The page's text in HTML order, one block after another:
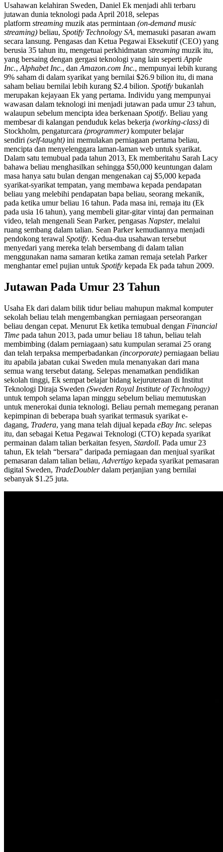
Usahawan kelahiran Sweden, Daniel Ek menjadi ahli terbaru
jutawan dunia teknologi pada April 2018, selepas
platform streaming muzik atas permintaan (on-demand music
streaming) beliau, Spotify Technology SA, memasuki pasaran awam
secara lansung. Pengasas dan Ketua Pegawai Eksekutif (CEO) yang
berusia 35 tahun itu, mengetuai perkhidmatan streaming muzik itu,
yang bersaing dengan gergasi teknologi yang lain seperti Apple
Inc., Alphabet Inc., dan Amazon.com Inc., mempunyai lebih kurang
9% saham di dalam syarikat yang bernilai $26.9 bilion itu, di mana
saham beliau bernilai lebih kurang $2.4 bilion. Spotify bukanlah
merupakan kejayaan Ek yang pertama. Individu yang mempunyai
wawasan dalam teknologi ini menjadi jutawan pada umur 23 tahun,
walaupun sebelum mencipta idea berkenaan Spotify. Beliau yang
membesar di kalangan penduduk kelas bekerja (working-class) di
Stockholm, pengaturcara (programmer) komputer belajar
sendiri (self-taught) ini memulakan perniagaan pertama beliau,
mencipta dan menyelenggara laman-laman web untuk syarikat.
Dalam satu temubual pada tahun 2013, Ek memberitahu Sarah Lacy
bahawa beliau menghasilkan sehingga $50,000 keuntungan dalam
masa hanya satu bulan dengan mengenakan caj $5,000 kepada
syarikat-syarikat tempatan, yang membawa kepada pendapatan
beliau yang melebihi pendapatan bapa beliau, seorang mekanik,
pada ketika umur beliau 16 tahun. Pada masa ini, remaja itu (Ek
pada usia 16 tahun), yang membeli gitar-gitar vintaj dan permainan
video, telah mengenali Sean Parker, pengasas Napster, melalui
ruang sembang dalam talian. Sean Parker kemudiannya menjadi
pendokong terawal Spotify. Kedua-dua usahawan tersebut
menyedari yang mereka telah bersembang di dalam talian
menggunakan nama samaran ketika zaman remaja setelah Parker
menghantar emel pujian untuk Spotify kepada Ek pada tahun 2009.
Jutawan Pada Umur 23 Tahun
Usaha Ek dari dalam bilik tidur beliau mahupun makmal komputer
sekolah beliau telah mengembangkan perniagaan perseorangan
beliau dengan cepat. Menurut Ek ketika temubual dengan Financial
Time pada tahun 2013, pada umur beliau 18 tahun, beliau telah
membimbing (dalam perniagaan) satu kumpulan seramai 25 orang
dan telah terpaksa memperbadankan (incorporate) perniagaan beliau
itu apabila jabatan cukai Sweden mula menanyakan dari mana
semua wang tersebut datang. Selepas menamatkan pendidikan
sekolah tinggi, Ek sempat belajar bidang kejuruteraan di Institut
Teknologi Diraja Sweden (Sweden Royal Institute of Technology)
untuk tempoh selama lapan minggu sebelum beliau memutuskan
untuk menerokai dunia teknologi. Beliau pernah memegang peranan
kepimpinan di beberapa buah syarikat termasuk syarikat e-
dagang, Tradera, yang mana telah dijual kepada eBay Inc. selepas
itu, dan sebagai Ketua Pegawai Teknologi (CTO) kepada syarikat
permainan dalam talian berkaitan fesyen, Stardoll. Pada umur 23
tahun, Ek telah “bersara” daripada perniagaan dan menjual syarikat
pemasaran dalam talian beliau, Advertigo kepada syarikat pemasaran
digital Sweden, TradeDoublerdalam perjanjian yang bernilai
sebanyak $1.25 juta.